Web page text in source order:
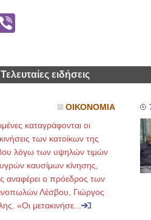
Τελευταίες ειδήσεις
ΟΙΚΟΝΟΜΙΑ
καταγράφονται οι
των κατοίκων της
λόγω των υψηλών τιμών
καυσίμων κίνησης,
αναφέρει ο πρόεδρος των
Λέσβου, Γιώργος
«Οι μετακινήσε...